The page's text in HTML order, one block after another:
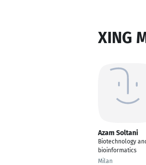
XING
Azam Soltani
Biotechnology
bioinformatics
Milan